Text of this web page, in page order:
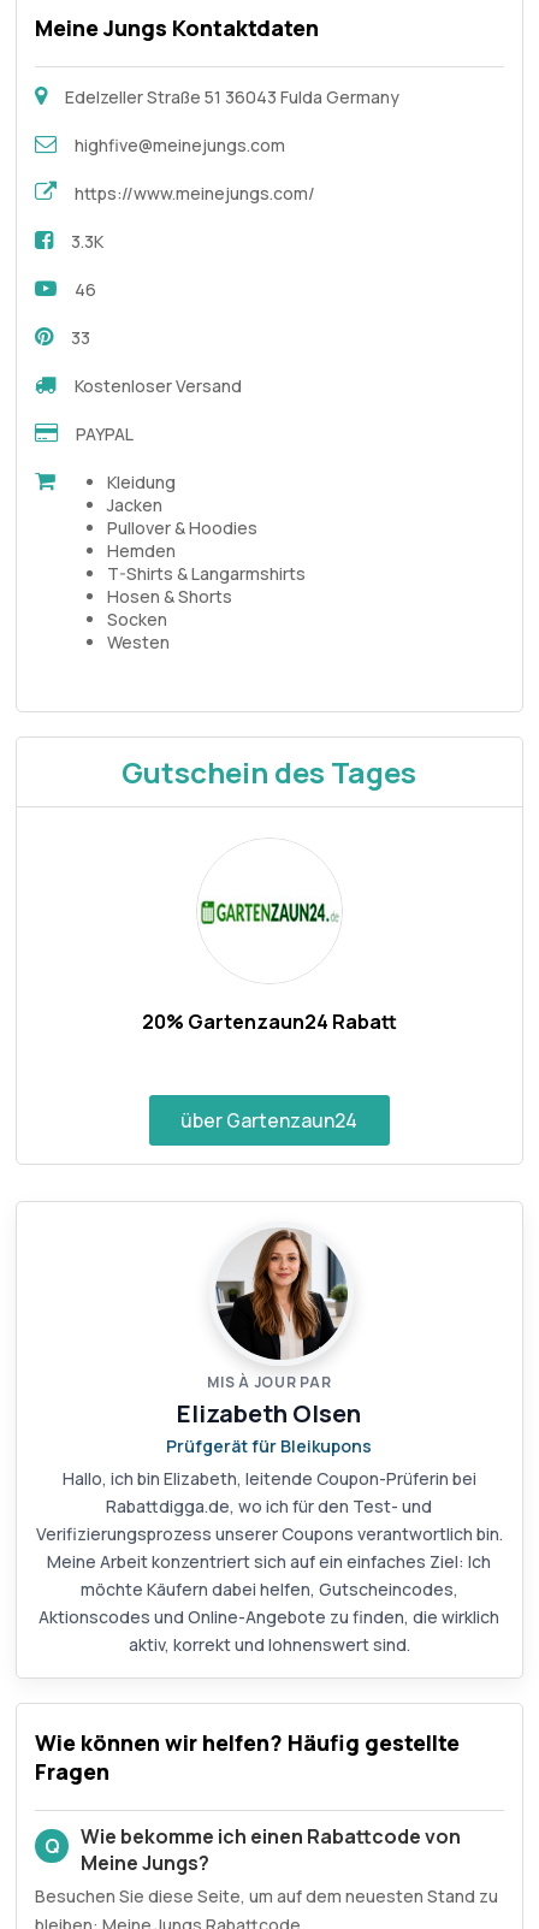
Meine Jungs Kontaktdaten
Edelzeller Straße 51 36043 Fulda Germany
highfive@meinejungs.com
https://www.meinejungs.com/
3.3K
46
33
Kostenloser Versand
PAYPAL
Kleidung
Jacken
Pullover & Hoodies
Hemden
T-Shirts & Langarmshirts
Hosen & Shorts
Socken
Westen
Gutschein des Tages
20% Gartenzaun24 Rabatt
über Gartenzaun24
MIS À JOUR PAR
Elizabeth Olsen
Prüfgerät für Bleikupons
Hallo, ich bin Elizabeth, leitende Coupon-Prüferin bei
Rabattdigga.de, wo ich für den Test- und
Verifizierungsprozess unserer Coupons verantwortlich bin.
Meine Arbeit konzentriert sich auf ein einfaches Ziel: Ich
möchte Käufern dabei helfen, Gutscheincodes,
Aktionscodes und Online-Angebote zu finden, die wirklich
aktiv, korrekt und lohnenswert sind.
Wie können wir helfen? Häufig gestellte
Fragen
Q
Wie bekomme ich einen Rabattcode von
Meine Jungs?
Besuchen Sie diese Seite, um auf dem neuesten Stand zu